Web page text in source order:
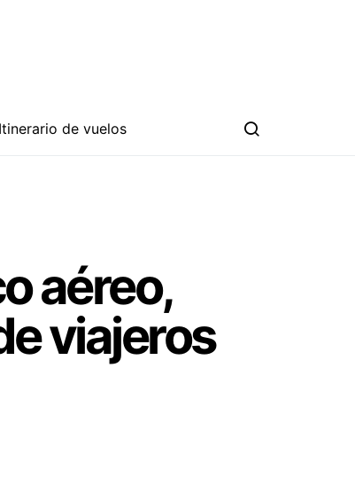
Itinerario de vuelos
aéreo,
viajeros